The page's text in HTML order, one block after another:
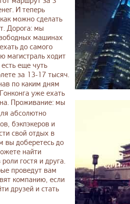
И теперь
можно сделать
Дорога: мы
машинах
до самого
магистраль ходит
еще чуть
за 13-17 тысяч.
по каким дням
уже ехать
Проживание: мы
абсолютно
бэкпэкеров и
свой отдых в
вы доберетесь до
найти
гостя и друга.
проведут вам
компанию, если
друзей и стать